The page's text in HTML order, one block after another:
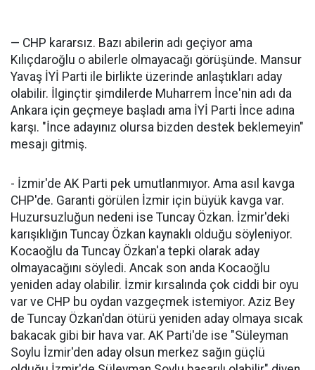
— CHP kararsız. Bazı abilerin adı geçiyor ama
Kılıçdaroğlu o abilerle olmayacağı görüşünde. Mansur
Yavaş İYİ Parti ile birlikte üzerinde anlaştıkları aday
olabilir. İlginçtir şimdilerde Muharrem İnce'nin adı da
Ankara için geçmeye başladı ama İYİ Parti İnce adına
karşı. "İnce adayınız olursa bizden destek beklemeyin"
mesajı gitmiş.
- İzmir'de AK Parti pek umutlanmıyor. Ama asıl kavga
CHP'de. Garanti görülen İzmir için büyük kavga var.
Huzursuzluğun nedeni ise Tuncay Özkan. İzmir'deki
karışıklığın Tuncay Özkan kaynaklı olduğu söyleniyor.
Kocaoğlu da Tuncay Özkan'a tepki olarak aday
olmayacağını söyledi. Ancak son anda Kocaoğlu
yeniden aday olabilir. İzmir kırsalında çok ciddi bir oyu
var ve CHP bu oydan vazgeçmek istemiyor. Aziz Bey
de Tuncay Özkan'dan ötürü yeniden aday olmaya sıcak
bakacak gibi bir hava var. AK Parti'de ise "Süleyman
Soylu İzmir'den aday olsun merkez sağın güçlü